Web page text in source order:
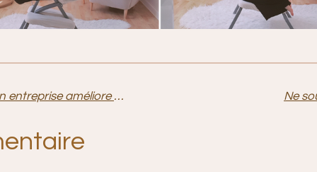
Pourquoi intégrer les massages en entreprise améliore la productivité ? Le stress au travail : un frein à l’efficacité. Ne